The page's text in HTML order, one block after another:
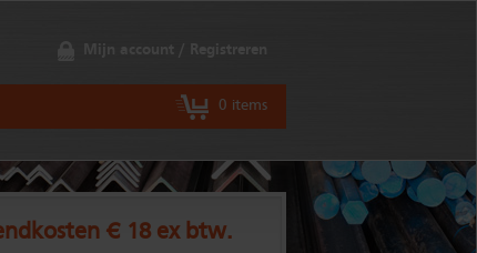
Mijn account / Registreren
0 items
€ 18 ex btw.